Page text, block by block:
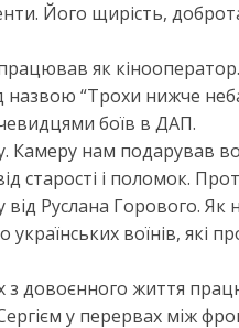
Його щирість,
як
назвою “Трохи нижче
боїв в ДАП.
Камеру нам подарував
старості і поломок.
Руслана Горового. Як
воїнів, які
з довоєнного життя
у перервах між